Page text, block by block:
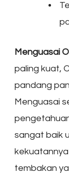
Menguasai
paling kuat,
pandang
Menguasai
sangat baik
tembakan